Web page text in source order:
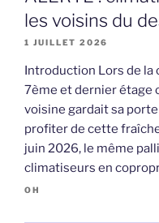
les voisins du
1 JUILLET 2026
Introduction Lors de la
7ème et dernier étage
voisine gardait sa
profiter de cette
juin 2026, le même
climatiseurs en
OH